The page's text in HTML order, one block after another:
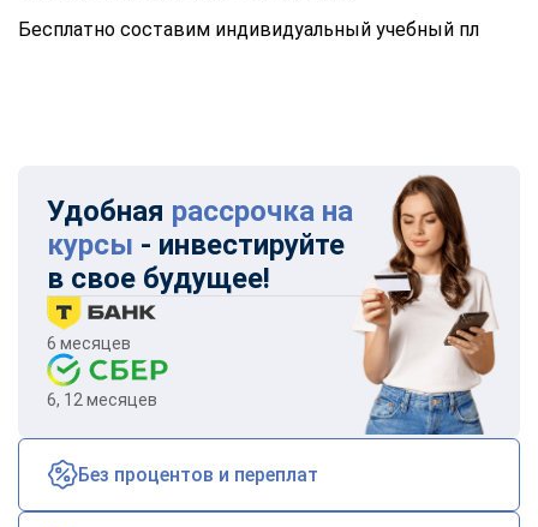
Бесплатно составим индивидуальный учебный пл
Удобная рассрочка на
курсы - инвестируйте
в свое будущее!
6 месяцев
6, 12 месяцев
Без процентов и переплат